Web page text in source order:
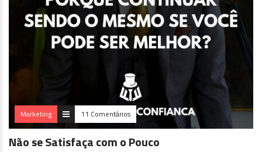
Marketing 11 Comentários
Não se Satisfaça com o Pouco